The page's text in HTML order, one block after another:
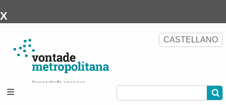
X
CASTELLANO